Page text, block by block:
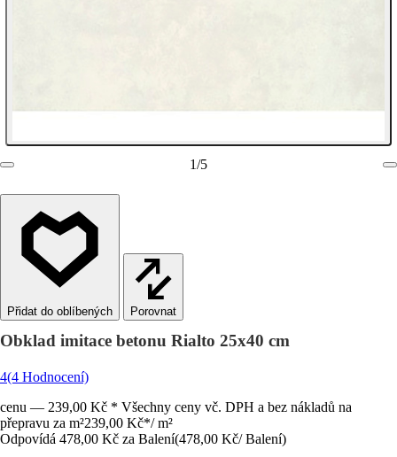
1/5
Porovnat
Obklad imitace betonu Rialto 25x40 cm
4(4 Hodnocení)
cenu — 239,00 Kč * Všechny ceny vč. DPH a bez nákladů na
přepravu za m²239,00 Kč*/ m²
Odpovídá 478,00 Kč za Balení(478,00 Kč/ Balení)